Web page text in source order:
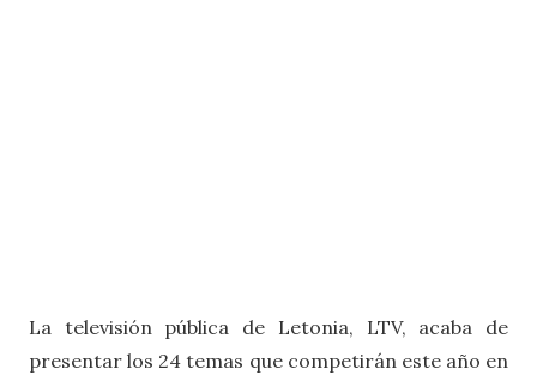
La televisión pública de Letonia, LTV, acaba de
presentar los 24 temas que competirán este año en